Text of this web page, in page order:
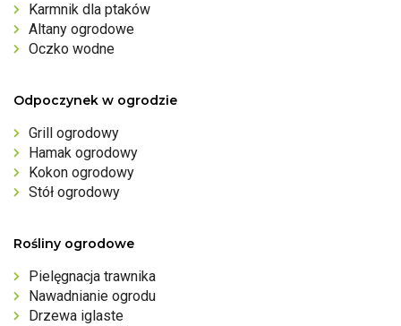
Karmnik dla ptaków
Altany ogrodowe
Oczko wodne
Odpoczynek w ogrodzie
Grill ogrodowy
Hamak ogrodowy
Kokon ogrodowy
Stół ogrodowy
Rośliny ogrodowe
Pielęgnacja trawnika
Nawadnianie ogrodu
Drzewa iglaste